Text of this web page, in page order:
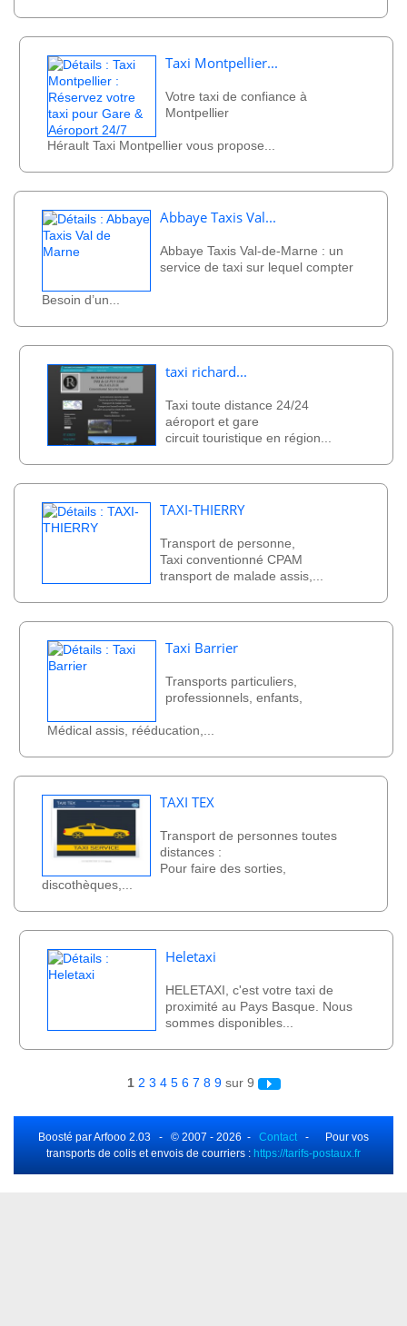
Taxi Montpellier...
Votre taxi de confiance à
Montpellier
Hérault Taxi Montpellier vous propose...
Abbaye Taxis Val...
Abbaye Taxis Val-de-Marne : un
service de taxi sur lequel compter
Besoin d’un...
taxi richard...
Taxi toute distance 24/24
aéroport et gare
circuit touristique en région...
TAXI-THIERRY
Transport de personne,
Taxi conventionné CPAM
transport de malade assis,...
Taxi Barrier
Transports particuliers,
professionnels, enfants,
Médical assis, rééducation,...
TAXI TEX
Transport de personnes toutes
distances :
Pour faire des sorties,
discothèques,...
Heletaxi
HELETAXI, c'est votre taxi de
proximité au Pays Basque. Nous
sommes disponibles...
1 2 3 4 5 6 7 8 9sur 9
Boosté par Arfooo 2.03 - © 2007 - 2026 - Contact - Pour vos
transports de colis et envois de courriers : https://tarifs-postaux.fr